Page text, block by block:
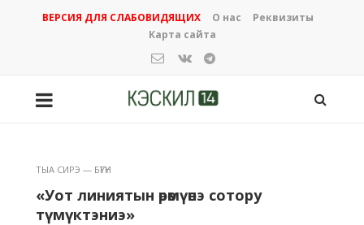
ВЕРСИЯ ДЛЯ СЛАБОВИДЯЩИХ О нас
Реквизиты
Карта сайта
ТЫА СИРЭ — БҮГҮН
«Уот линиятын өрөмүөнэ сотору
түмүктэниэ»